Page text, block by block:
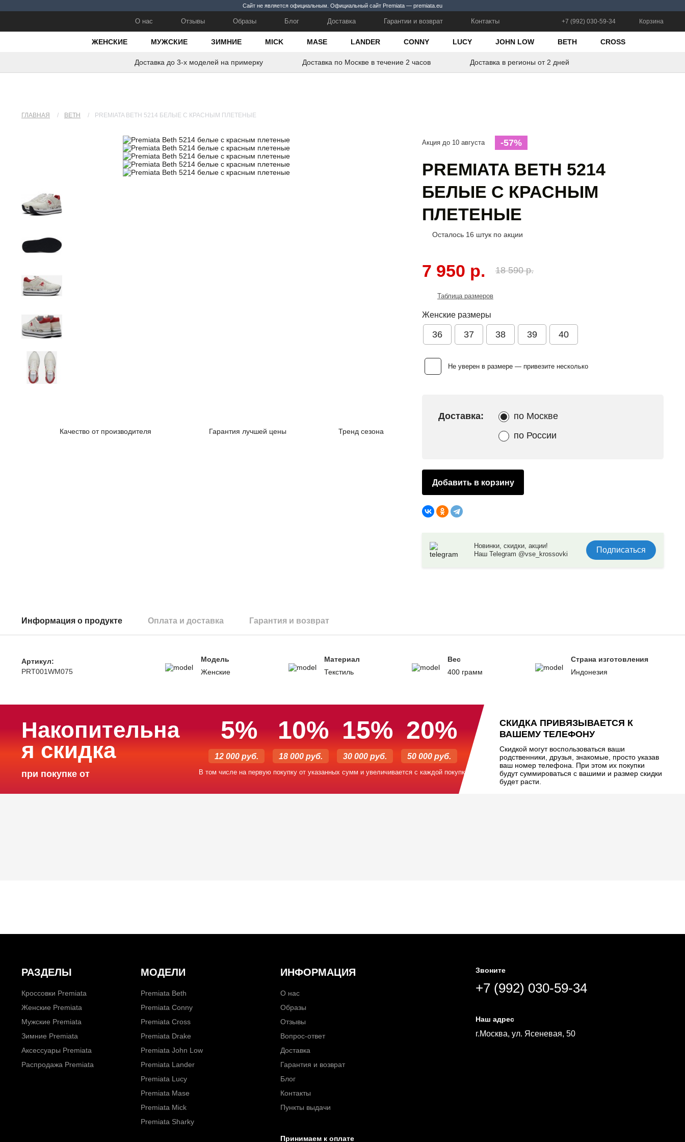
Сайт не является официальным. Официальный сайт Premiata — premiata.eu
О нас Отзывы Образы Блог Доставка Гарантии и возврат Контакты +7 (992) 030-59-34 Корзина
ЖЕНСКИЕ МУЖСКИЕ ЗИМНИЕ MICK MASE LANDER CONNY LUCY JOHN LOW BETH CROSS
Доставка до 3-х моделей на примерку Доставка по Москве в течение 2 часов Доставка в регионы от 2 дней
ГЛАВНАЯ / BETH / PREMIATA BETH 5214 БЕЛЫЕ С КРАСНЫМ ПЛЕТЕНЫЕ
Качество от производителя Гарантия лучшей цены Тренд сезона
Акция до 10 августа -57%
PREMIATA BETH 5214
БЕЛЫЕ С КРАСНЫМ
ПЛЕТЕНЫЕ
Осталось 16 штук по акции
7 950 р. 18 590 р.
Таблица размеров
Женские размеры
36 37 38 39 40
Не уверен в размере — привезите несколько
Доставка:
по Москве
по России
Добавить в корзину
Новинки, скидки, акции!
Наш Telegram @vse_krossovki
Подписаться
Информация о продукте Оплата и доставка Гарантия и возврат
Артикул:
PRT001WM075
Модель
Женские
Материал
Текстиль
Вес
400 грамм
Страна изготовления
Индонезия
Накопительна
я скидка
при покупке от
5%
12 000 руб.
10%
18 000 руб.
15%
30 000 руб.
20%
50 000 руб.
В том числе на первую покупку от указанных сумм и увеличивается с каждой покупкой
СКИДКА ПРИВЯЗЫВАЕТСЯ К
ВАШЕМУ ТЕЛЕФОНУ
Скидкой могут воспользоваться ваши
родственники, друзья, знакомые, просто указав
ваш номер телефона. При этом их покупки
будут суммироваться с вашими и размер скидки
будет расти.
РАЗДЕЛЫ
Кроссовки Premiata
Женские Premiata
Мужские Premiata
Зимние Premiata
Аксессуары Premiata
Распродажа Premiata
МОДЕЛИ
Premiata Beth
Premiata Conny
Premiata Cross
Premiata Drake
Premiata John Low
Premiata Lander
Premiata Lucy
Premiata Mase
Premiata Mick
Premiata Sharky
ИНФОРМАЦИЯ
О нас
Образы
Отзывы
Вопрос-ответ
Доставка
Гарантия и возврат
Блог
Контакты
Пункты выдачи
Принимаем к оплате
Звоните
+7 (992) 030-59-34
Наш адрес
г.Москва, ул. Ясеневая, 50